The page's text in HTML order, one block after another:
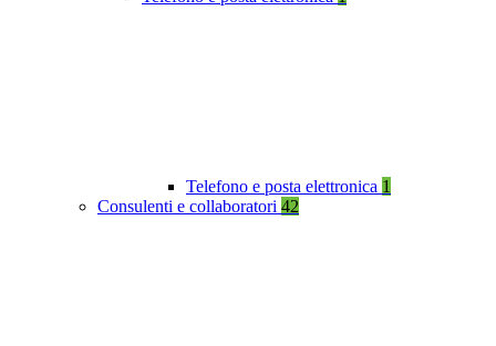
Telefono e posta elettronica 1
Consulenti e collaboratori 42